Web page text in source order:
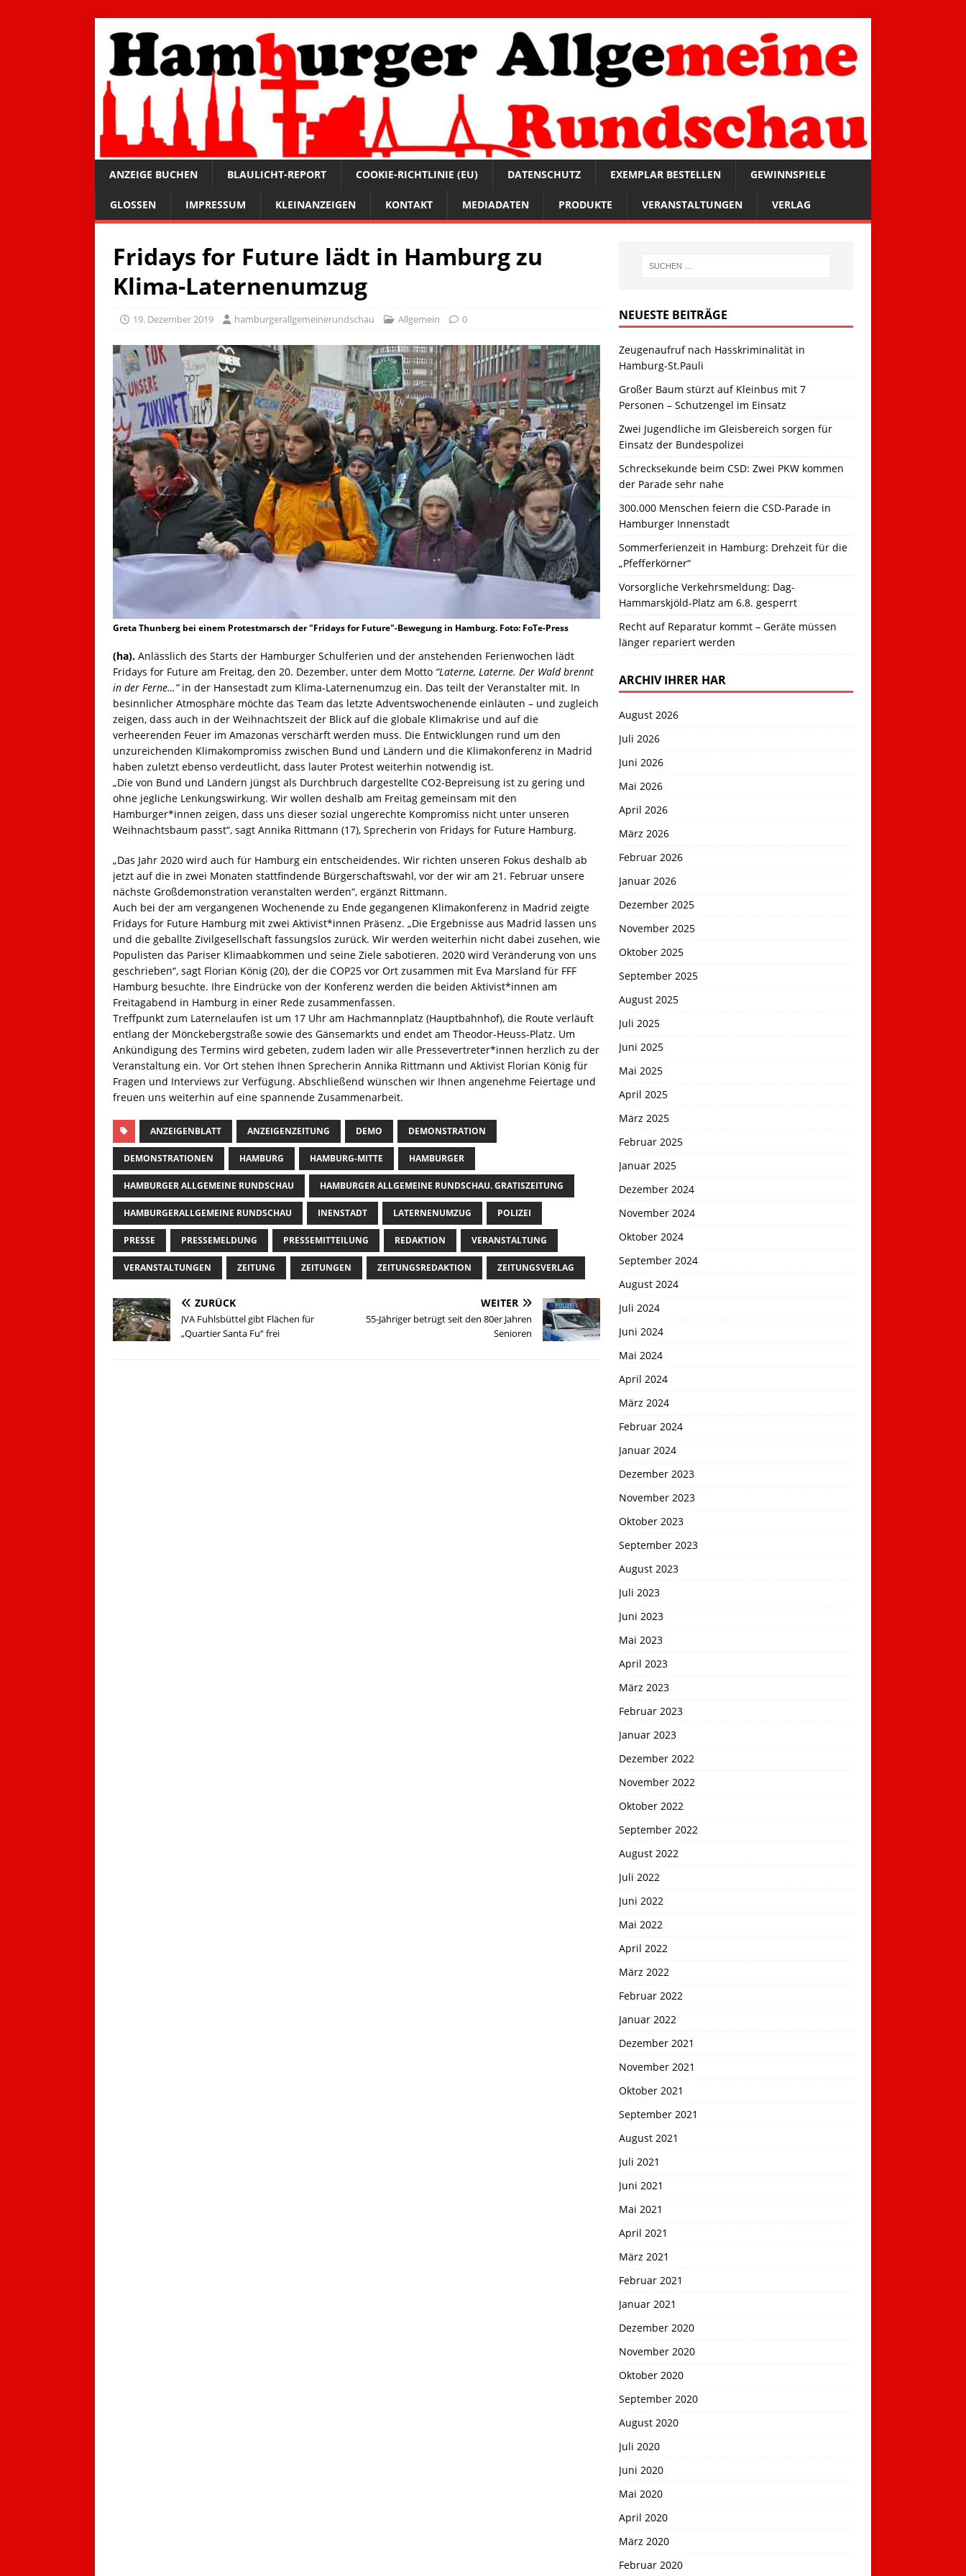
ANZEIGE BUCHEN BLAULICHT-REPORT COOKIE-RICHTLINIE (EU) DATENSCHUTZ EXEMPLAR BESTELLEN GEWINNSPIELE
GLOSSEN IMPRESSUM KLEINANZEIGEN KONTAKT MEDIADATEN PRODUKTE VERANSTALTUNGEN VERLAG
Fridays for Future lädt in Hamburg zu
Klima-Laternenumzug
19. Dezember 2019 hamburgerallgemeinerundschau Allgemein 0
Greta Thunberg bei einem Protestmarsch der "Fridays for Future"-Bewegung in Hamburg. Foto: FoTe-Press
(ha). Anlässlich des Starts der Hamburger Schulferien und der anstehenden Ferienwochen lädt
Fridays for Future am Freitag, den 20. Dezember, unter dem Motto “Laterne, Laterne. Der Wald brennt
in der Ferne…”in der Hansestadt zum Klima-Laternenumzug ein. Das teilt der Veranstalter mit. In
besinnlicher Atmosphäre möchte das Team das letzte Adventswochenende einläuten – und zugleich
zeigen, dass auch in der Weihnachtszeit der Blick auf die globale Klimakrise und auf die
verheerenden Feuer im Amazonas verschärft werden muss. Die Entwicklungen rund um den
unzureichenden Klimakompromiss zwischen Bund und Ländern und die Klimakonferenz in Madrid
haben zuletzt ebenso verdeutlicht, dass lauter Protest weiterhin notwendig ist.
„Die von Bund und Ländern jüngst als Durchbruch dargestellte CO2-Bepreisung ist zu gering und
ohne jegliche Lenkungswirkung. Wir wollen deshalb am Freitag gemeinsam mit den
Hamburger*innen zeigen, dass uns dieser sozial ungerechte Kompromiss nicht unter unseren
Weihnachtsbaum passt“, sagt Annika Rittmann (17), Sprecherin von Fridays for Future Hamburg.
„Das Jahr 2020 wird auch für Hamburg ein entscheidendes. Wir richten unseren Fokus deshalb ab
jetzt auf die in zwei Monaten stattfindende Bürgerschaftswahl, vor der wir am 21. Februar unsere
nächste Großdemonstration veranstalten werden“, ergänzt Rittmann.
Auch bei der am vergangenen Wochenende zu Ende gegangenen Klimakonferenz in Madrid zeigte
Fridays for Future Hamburg mit zwei Aktivist*innen Präsenz. „Die Ergebnisse aus Madrid lassen uns
und die geballte Zivilgesellschaft fassungslos zurück. Wir werden weiterhin nicht dabei zusehen, wie
Populisten das Pariser Klimaabkommen und seine Ziele sabotieren. 2020 wird Veränderung von uns
geschrieben“, sagt Florian König (20), der die COP25 vor Ort zusammen mit Eva Marsland für FFF
Hamburg besuchte. Ihre Eindrücke von der Konferenz werden die beiden Aktivist*innen am
Freitagabend in Hamburg in einer Rede zusammenfassen.
Treffpunkt zum Laternelaufen ist um 17 Uhr am Hachmannplatz (Hauptbahnhof), die Route verläuft
entlang der Mönckebergstraße sowie des Gänsemarkts und endet am Theodor-Heuss-Platz. Um
Ankündigung des Termins wird gebeten, zudem laden wir alle Pressevertreter*innen herzlich zu der
Veranstaltung ein. Vor Ort stehen Ihnen Sprecherin Annika Rittmann und Aktivist Florian König für
Fragen und Interviews zur Verfügung. Abschließend wünschen wir Ihnen angenehme Feiertage und
freuen uns weiterhin auf eine spannende Zusammenarbeit.
ANZEIGENBLATT ANZEIGENZEITUNG DEMO DEMONSTRATION
DEMONSTRATIONEN HAMBURG HAMBURG-MITTE HAMBURGER
HAMBURGER ALLGEMEINE RUNDSCHAU HAMBURGER ALLGEMEINE RUNDSCHAU. GRATISZEITUNG
HAMBURGERALLGEMEINE RUNDSCHAU INENSTADT LATERNENUMZUG POLIZEI
PRESSE PRESSEMELDUNG PRESSEMITTEILUNG REDAKTION VERANSTALTUNG
VERANSTALTUNGEN ZEITUNG ZEITUNGEN ZEITUNGSREDAKTION ZEITUNGSVERLAG
ZURÜCK
JVA Fuhlsbüttel gibt Flächen für
„Quartier Santa Fu“ frei
WEITER
55-Jähriger betrügt seit den 80er Jahren
Senioren
NEUESTE BEITRÄGE
Zeugenaufruf nach Hasskriminalität in
Hamburg-St.Pauli
Großer Baum stürzt auf Kleinbus mit 7
Personen – Schutzengel im Einsatz
Zwei Jugendliche im Gleisbereich sorgen für
Einsatz der Bundespolizei
Schrecksekunde beim CSD: Zwei PKW kommen
der Parade sehr nahe
300.000 Menschen feiern die CSD-Parade in
Hamburger Innenstadt
Sommerferienzeit in Hamburg: Drehzeit für die
„Pfefferkörner“
Vorsorgliche Verkehrsmeldung: Dag-
Hammarskjöld-Platz am 6.8. gesperrt
Recht auf Reparatur kommt – Geräte müssen
länger repariert werden
ARCHIV IHRER HAR
August 2026
Juli 2026
Juni 2026
Mai 2026
April 2026
März 2026
Februar 2026
Januar 2026
Dezember 2025
November 2025
Oktober 2025
September 2025
August 2025
Juli 2025
Juni 2025
Mai 2025
April 2025
März 2025
Februar 2025
Januar 2025
Dezember 2024
November 2024
Oktober 2024
September 2024
August 2024
Juli 2024
Juni 2024
Mai 2024
April 2024
März 2024
Februar 2024
Januar 2024
Dezember 2023
November 2023
Oktober 2023
September 2023
August 2023
Juli 2023
Juni 2023
Mai 2023
April 2023
März 2023
Februar 2023
Januar 2023
Dezember 2022
November 2022
Oktober 2022
September 2022
August 2022
Juli 2022
Juni 2022
Mai 2022
April 2022
März 2022
Februar 2022
Januar 2022
Dezember 2021
November 2021
Oktober 2021
September 2021
August 2021
Juli 2021
Juni 2021
Mai 2021
April 2021
März 2021
Februar 2021
Januar 2021
Dezember 2020
November 2020
Oktober 2020
September 2020
August 2020
Juli 2020
Juni 2020
Mai 2020
April 2020
März 2020
Februar 2020